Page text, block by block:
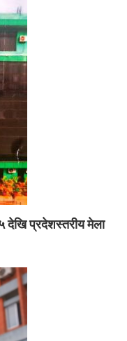
देखि प्रदेशस्तरीय मेला